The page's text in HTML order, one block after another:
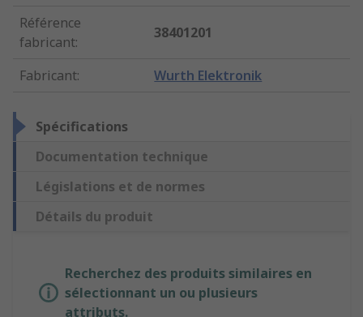
Référence
fabricant:
38401201
Fabricant: Wurth Elektronik
Spécifications
Documentation technique
Législations et de normes
Détails du produit
Recherchez des produits similaires en
sélectionnant un ou plusieurs
attributs.